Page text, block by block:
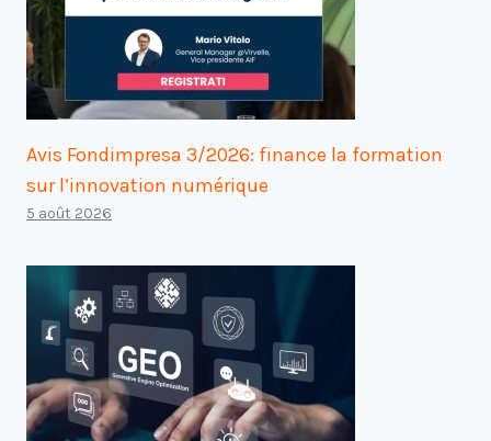
Avis Fondimpresa 3/2026: finance la formation
sur l’innovation numérique
5 août 2026